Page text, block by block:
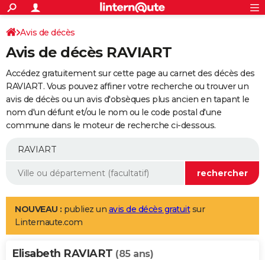
ACTUALITÉS
Politique
Société
Faits Divers
Education
Monde
Villes
+
SPORT
Coupe du monde 2026
Football
Tennis
Cyclisme
Rugby
Forum
Programme TV
TNT
Streaming
Cinéma
Sorties cinéma
Musique
+
FINANCE
Retraite
Epargne
Immobilier
Risques naturels par ville
Banque
Assurance
AUTO
Essais
Réserver un essai
Citadines
Berlines
SUV
Forum auto
+
Mobiles
Meilleur smartphone
Internet
Ordinateurs
Jeux vidéo
Guide high-tech
Aménagement intérieur
LIFESTYLE
Art de vivre
Bien-être
Loisirs
Mode
Modes de vie
Alimentation
Guide de la santé
Maladies
Médicaments
Sommeil
VOYAGE
Avis de décès
Avis de décès RAVIART
Accédez gratuitement sur cette page au carnet des décès des
RAVIART. Vous pouvez affiner votre recherche ou trouver un
avis de décès ou un avis d'obsèques plus ancien en tapant le
nom d'un défunt et/ou le nom ou le code postal d'une
commune dans le moteur de recherche ci-dessous.
NOUVEAU : publiez un avis de décès gratuitsur
Linternaute.com
Elisabeth RAVIART (85 ans)